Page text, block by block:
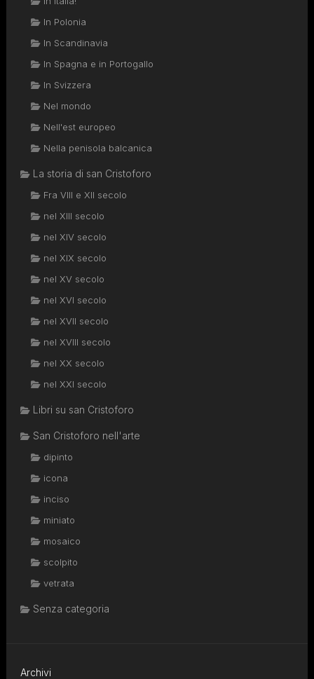
In Polonia
In Scandinavia
In Spagna e in Portogallo
In Svizzera
Nel mondo
Nell'est europeo
Nella penisola balcanica
La storia di san Cristoforo
Fra VIII e XII secolo
nel XIII secolo
nel XIV secolo
nel XIX secolo
nel XV secolo
nel XVI secolo
nel XVII secolo
nel XVIII secolo
nel XX secolo
nel XXI secolo
Libri su san Cristoforo
San Cristoforo nell'arte
dipinto
icona
inciso
miniato
mosaico
scolpito
vetrata
Senza categoria
Archivi